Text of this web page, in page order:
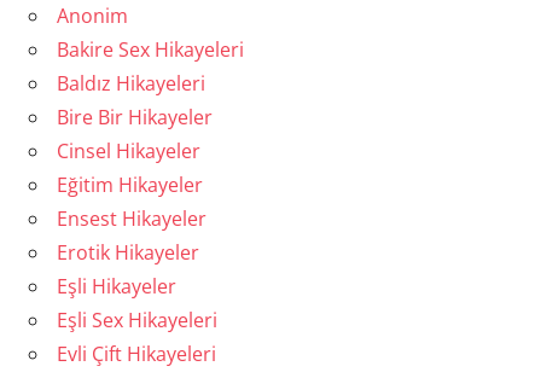
Anonim
Bakire Sex Hikayeleri
Baldız Hikayeleri
Bire Bir Hikayeler
Cinsel Hikayeler
Eğitim Hikayeler
Ensest Hikayeler
Erotik Hikayeler
Eşli Hikayeler
Eşli Sex Hikayeleri
Evli Çift Hikayeleri